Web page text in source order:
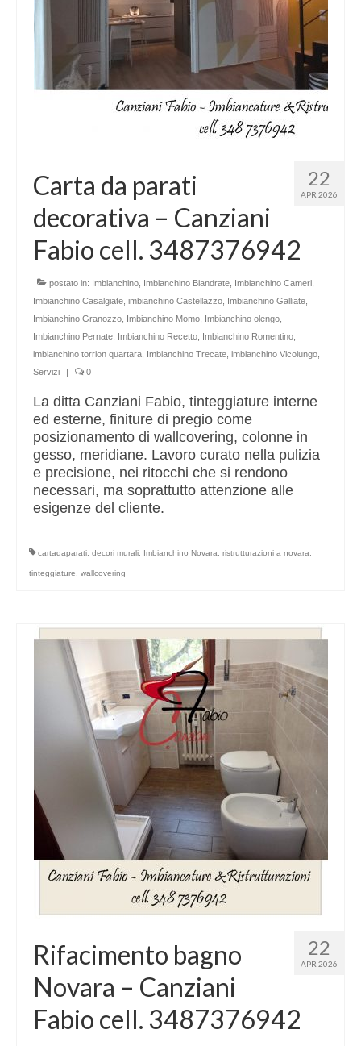
22
APR 2026
Carta da parati
decorativa – Canziani
Fabio cell. 3487376942
postato in: Imbianchino, Imbianchino Biandrate, Imbianchino Cameri,
Imbianchino Casalgiate, imbianchino Castellazzo, Imbianchino Galliate,
Imbianchino Granozzo, Imbianchino Momo, Imbianchino olengo,
Imbianchino Pernate, Imbianchino Recetto, Imbianchino Romentino,
imbianchino torrion quartara, Imbianchino Trecate, imbianchino Vicolungo,
Servizi
0
La ditta Canziani Fabio, tinteggiature interne
ed esterne, finiture di pregio come
posizionamento di wallcovering, colonne in
gesso, meridiane. Lavoro curato nella pulizia
e precisione, nei ritocchi che si rendono
necessari, ma soprattutto attenzione alle
esigenze del cliente.
cartadaparati, decori murali, Imbianchino Novara, ristrutturazioni a novara,
tinteggiature, wallcovering
22
APR 2026
Rifacimento bagno
Novara – Canziani
Fabio cell. 3487376942